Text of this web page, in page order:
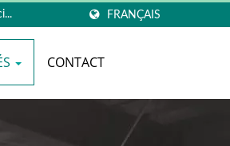
FRANÇAIS
CONTACT